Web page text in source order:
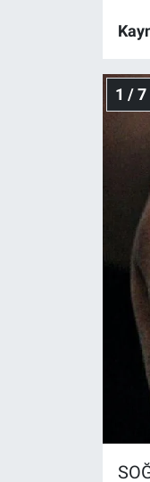
1 / 7
Gündem Özel
Günün
Koronavirüs
Kültür Sanat